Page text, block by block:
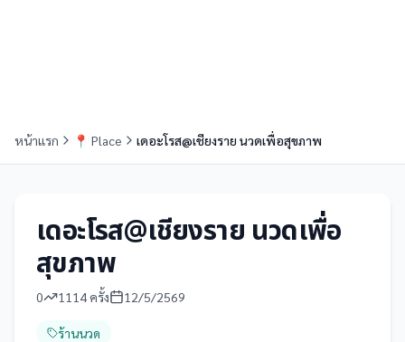
หน้าแรก 📍 Place เดอะโรส@เชียงราย นวดเพื่อสุขภาพ
เดอะโรส@เชียงราย นวดเพื่อ
สุขภาพ
0 1114 ครั้ง 12/5/2569
ร้านนวด